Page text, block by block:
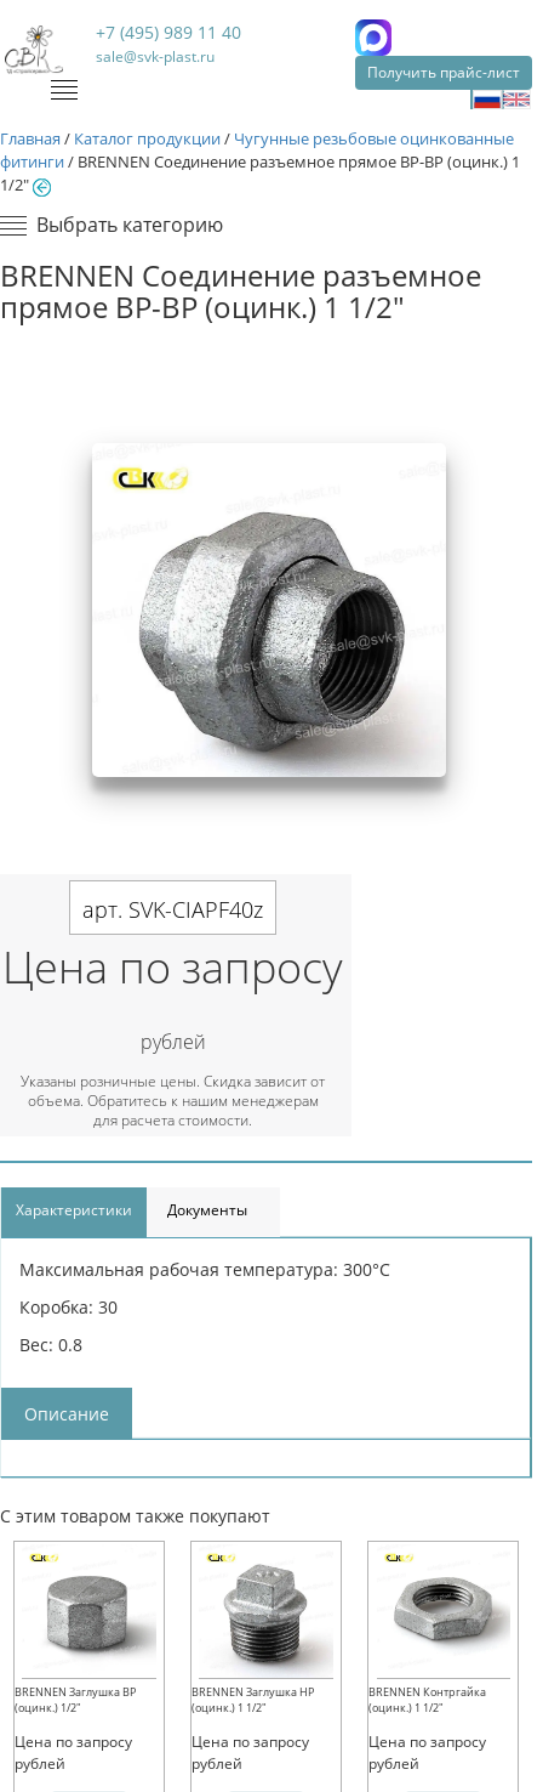
+7 (495) 989 11 40
sale@svk-plast.ru
Получить прайс-лист
Главная / Каталог продукции/ Чугунные резьбовые оцинкованные
фитинги/ BRENNEN Соединение разъемное прямое ВР-ВР (оцинк.) 1
1/2"
Выбрать категорию
BRENNEN Соединение разъемное
прямое ВР-ВР (оцинк.) 1 1/2"
арт. SVK-CIAPF40z
Цена по запросу
рублей
Указаны розничные цены. Скидка зависит от
объема. Обратитесь к нашим менеджерам
для расчета стоимости.
Характеристики Документы
Максимальная рабочая температура: 300°С
Коробка: 30
Вес: 0.8
Описание
С этим товаром также покупают
BRENNEN Заглушка ВР
(оцинк.) 1/2"
Цена по запросу
рублей
BRENNEN Заглушка НР
(оцинк.) 1 1/2"
Цена по запросу
рублей
BRENNEN Контргайка
(оцинк.) 1 1/2"
Цена по запросу
рублей